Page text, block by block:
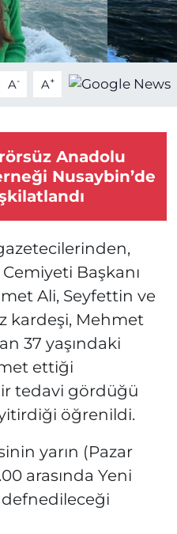
A- A+
Anadolu
Nusaybin’de
Başkanı
Ali, Seyfettin ve
kardeşi, Mehmet
37 yaşındaki
ettiği
tedavi gördüğü
öğrenildi.
yarın (Pazar
arasında Yeni
defnedileceği